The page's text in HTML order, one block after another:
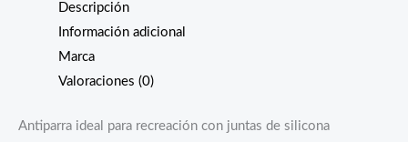
Descripción
Información adicional
Marca
Valoraciones (0)
Antiparra ideal para recreación con juntas de silicona